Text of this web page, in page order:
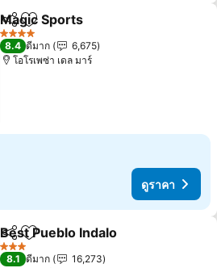
แชร์ เพิ่มในรายการโปรด
Magic Sports
4 ดาว
8.4 ดีมาก
6,675
โอโรเพซ่า เดล มาร์
ดูราคา
แชร์ เพิ่มในรายการโปรด
Best Pueblo Indalo
3 ดาว
8.1 ดีมาก
16,273